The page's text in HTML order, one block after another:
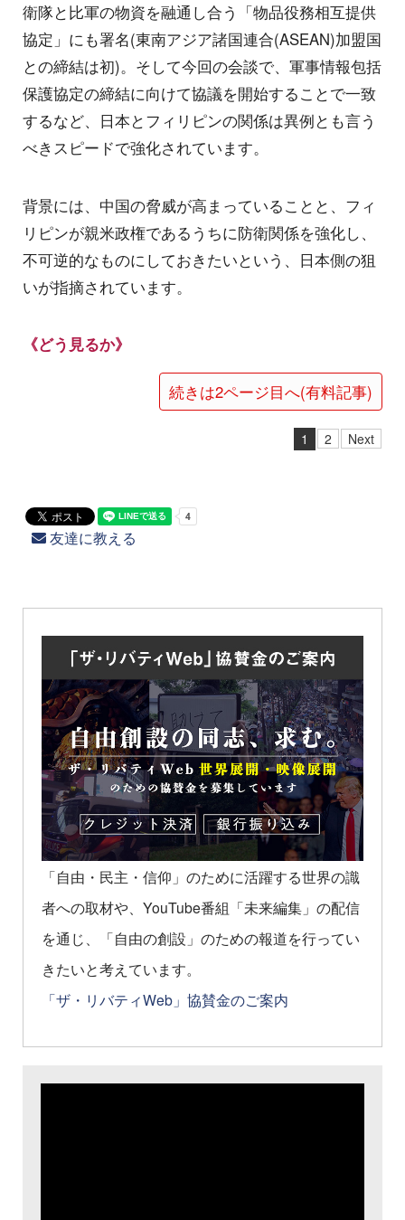
衛隊と比軍の物資を融通し合う「物品役務相互提供
協定」にも署名(東南アジア諸国連合(ASEAN)加盟国
との締結は初)。そして今回の会談で、軍事情報包括
保護協定の締結に向けて協議を開始することで一致
するなど、日本とフィリピンの関係は異例とも言う
べきスピードで強化されています。
背景には、中国の脅威が高まっていることと、フィ
リピンが親米政権であるうちに防衛関係を強化し、
不可逆的なものにしておきたいという、日本側の狙
いが指摘されています。
《どう見るか》
続きは2ページ目へ(有料記事)
1 2 Next
友達に教える
「自由・民主・信仰」のために活躍する世界の識
者への取材や、YouTube番組「未来編集」の配信
を通じ、「自由の創設」のための報道を行ってい
きたいと考えています。
「ザ・リバティWeb」協賛金のご案内